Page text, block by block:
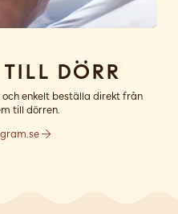
till dörr
enkelt beställa direkt från
till dörren.